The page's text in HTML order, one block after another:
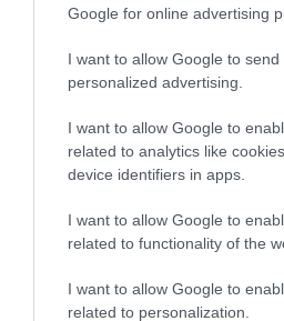
Google for online advertising
I want to allow Google to send
personalized advertising.
I want to allow Google to
related to analytics like
device identifiers in apps.
I want to allow Google to
related to functionality of the
I want to allow Google to
related to personalization.
özönlenek a tagok a
Évek óta nem látott ütemben nő az
taglétszáma: 2026 első